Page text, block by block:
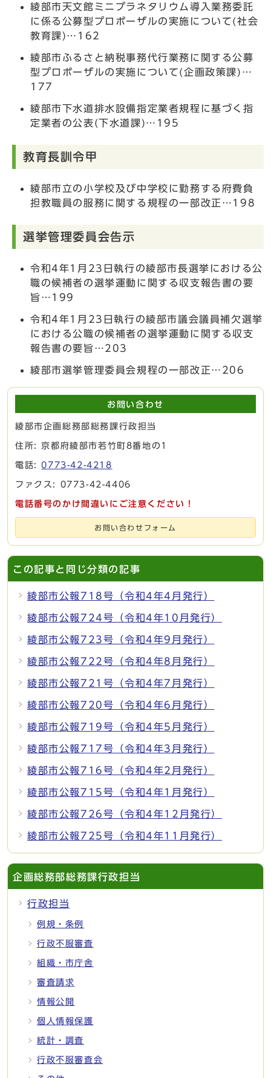
綾部市天文館ミニプラネタリウム導入業務委託
に係る公募型プロポーザルの実施について(社会
教育課)…162
綾部市ふるさと納税事務代行業務に関する公募
型プロポーザルの実施について(企画政策課)…
177
綾部市下水道排水設備指定業者規程に基づく指
定業者の公表(下水道課)…195
教育長訓令甲
綾部市立の小学校及び中学校に勤務する府費負
担教職員の服務に関する規程の一部改正…198
選挙管理委員会告示
令和4年1月23日執行の綾部市長選挙における公
職の候補者の選挙運動に関する収支報告書の要
旨…199
令和4年1月23日執行の綾部市議会議員補欠選挙
における公職の候補者の選挙運動に関する収支
報告書の要旨…203
綾部市選挙管理委員会規程の一部改正…206
お問い合わせ
綾部市企画総務部総務課行政担当
住所: 京都府綾部市若竹町8番地の1
電話:0773-42-4218
ファクス: 0773-42-4406
電話番号のかけ間違いにご注意ください！
お問い合わせフォーム
この記事と同じ分類の記事
綾部市公報718号（令和4年4月発行）
綾部市公報724号（令和4年10月発行）
綾部市公報723号（令和4年9月発行）
綾部市公報722号（令和4年8月発行）
綾部市公報721号（令和4年7月発行）
綾部市公報720号（令和4年6月発行）
綾部市公報719号（令和4年5月発行）
綾部市公報717号（令和4年3月発行）
綾部市公報716号（令和4年2月発行）
綾部市公報715号（令和4年1月発行）
綾部市公報726号（令和4年12月発行）
綾部市公報725号（令和4年11月発行）
企画総務部総務課行政担当
行政担当
例規・条例
行政不服審査
組織・市庁舎
審査請求
情報公開
個人情報保護
統計・調査
行政不服審査会